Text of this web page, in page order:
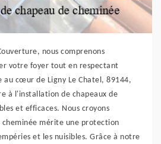
nous comprenons
votre foyer tout en respectant
au cœur de Ligny Le Chatel, 89144,
à l'installation de chapeaux de
et efficaces. Nous croyons
mérite une protection
et les nuisibles. Grâce à notre